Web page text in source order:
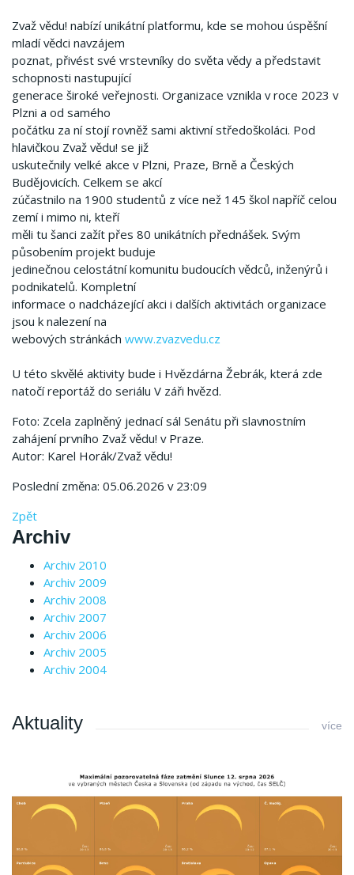
Zvaž vědu! nabízí unikátní platformu, kde se mohou úspěšní
mladí vědci navzájem
poznat, přivést své vrstevníky do světa vědy a představit
schopnosti nastupující
generace široké veřejnosti. Organizace vznikla v roce 2023 v
Plzni a od samého
počátku za ní stojí rovněž sami aktivní středoškoláci. Pod
hlavičkou Zvaž vědu! se již
uskutečnily velké akce v Plzni, Praze, Brně a Českých
Budějovicích. Celkem se akcí
zúčastnilo na 1900 studentů z více než 145 škol napříč celou
zemí i mimo ni, kteří
měli tu šanci zažít přes 80 unikátních přednášek. Svým
působením projekt buduje
jedinečnou celostátní komunitu budoucích vědců, inženýrů i
podnikatelů. Kompletní
informace o nadcházející akci i dalších aktivitách organizace
jsou k nalezení na
webových stránkách www.zvazvedu.cz
U této skvělé aktivity bude i Hvězdárna Žebrák, která zde
natočí reportáž do seriálu V záři hvězd.
Foto: Zcela zaplněný jednací sál Senátu při slavnostním
zahájení prvního Zvaž vědu! v Praze.
Autor: Karel Horák/Zvaž vědu!
Poslední změna: 05.06.2026 v 23:09
Zpět
Archiv
Archiv 2010
Archiv 2009
Archiv 2008
Archiv 2007
Archiv 2006
Archiv 2005
Archiv 2004
Aktuality více